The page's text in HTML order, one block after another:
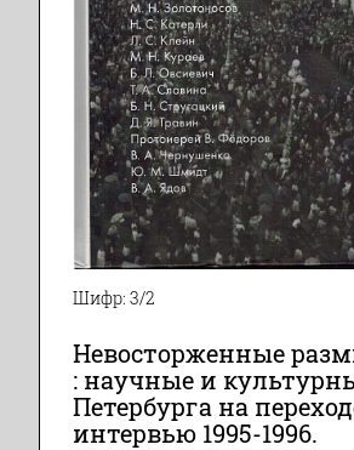
Шифр: 3/2
Невосторженные
: научные и
Петербурга на
интервью 1995-1996.